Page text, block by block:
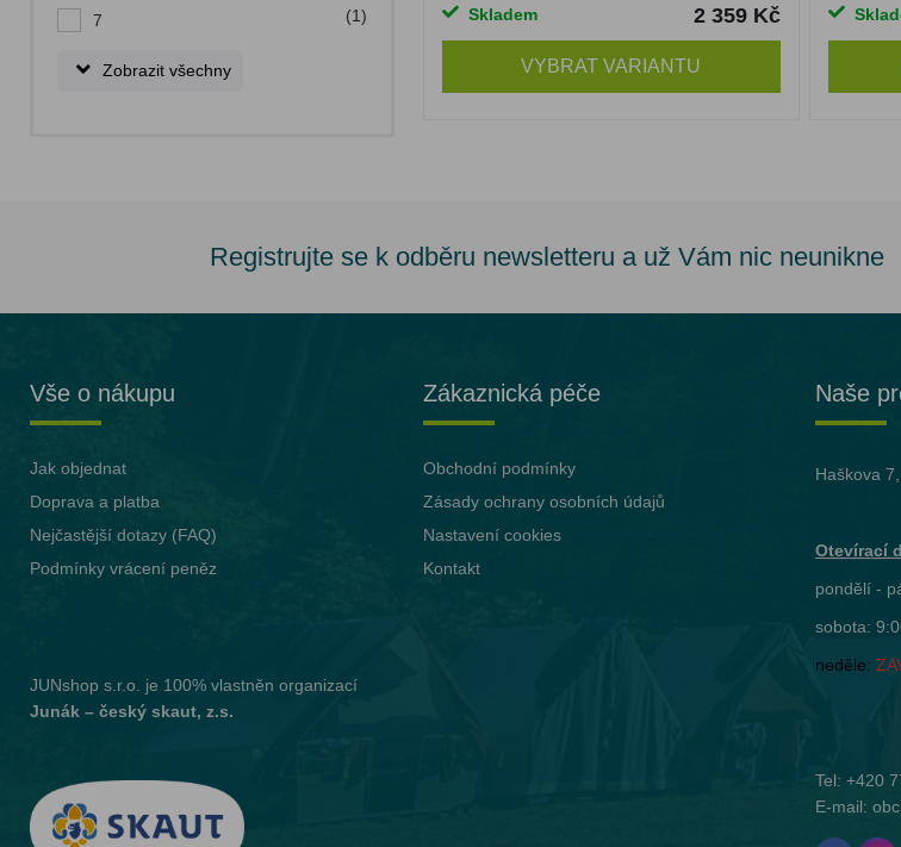
7 (1)
Zobrazit všechny
Skladem 2 359 Kč
VYBRAT VARIANTU
Registrujte se k odběru newsletteru a už Vám nic neunikne
Vše o nákupu
Jak objednat
Doprava a platba
Nejčastější dotazy (FAQ)
Podmínky vrácení peněz
JUNshop s.r.o.
je 100% vlastněn organizací
Junák – český skaut, z.s.
Zákaznická péče
Obchodní podmínky
Zásady ochrany osobních údajů
Nastavení cookies
Kontakt
Naše
Haškova
Otevírací
pondělí -
sobota:
neděle:
Tel: +420
E-mail: